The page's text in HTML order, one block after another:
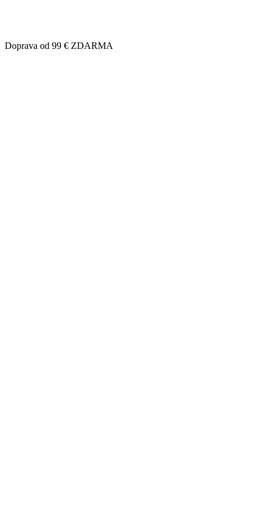
Doprava od 99 € ZDARMA